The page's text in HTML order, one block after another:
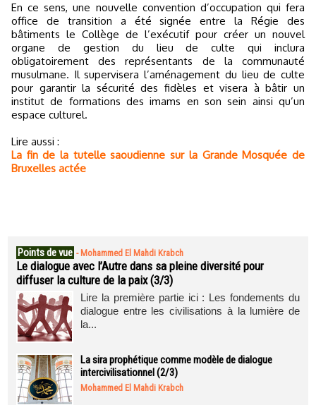
En ce sens, une nouvelle convention d’occupation qui fera
office de transition a été signée entre la Régie des
bâtiments le Collège de l’exécutif pour créer un nouvel
organe de gestion du lieu de culte qui inclura
obligatoirement des représentants de la communauté
musulmane. Il supervisera l’aménagement du lieu de culte
pour garantir la sécurité des fidèles et visera à bâtir un
institut de formations des imams en son sein ainsi qu’un
espace culturel.
Lire aussi :
La fin de la tutelle saoudienne sur la Grande Mosquée de
Bruxelles actée
Points de vue - Mohammed El Mahdi Krabch
Le dialogue avec l’Autre dans sa pleine diversité pour
diffuser la culture de la paix (3/3)
Lire la première partie ici : Les fondements du
dialogue entre les civilisations à la lumière de
la...
La sira prophétique comme modèle de dialogue
intercivilisationnel (2/3)
Mohammed El Mahdi Krabch